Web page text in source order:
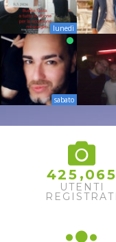
lunedì
sabato
425 ,065
UTENTI
REGISTRATI